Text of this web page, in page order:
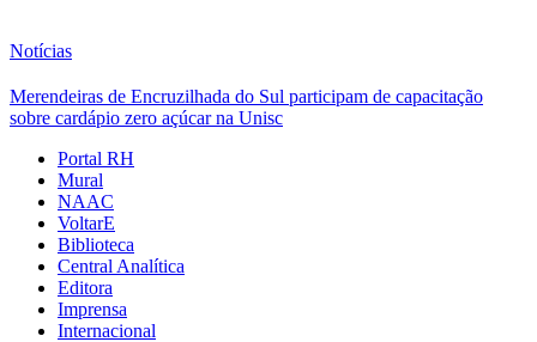
Notícias
Merendeiras de Encruzilhada do Sul participam de capacitação
sobre cardápio zero açúcar na Unisc
Portal RH
Mural
NAAC
VoltarE
Biblioteca
Central Analítica
Editora
Imprensa
Internacional